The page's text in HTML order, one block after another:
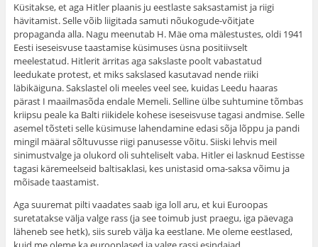
Küsitakse, et aga Hitler plaanis ju eestlaste saksastamist ja riigi
hävitamist. Selle võib liigitada samuti nõukogude-võitjate
propaganda alla. Nagu meenutab H. Mäe oma mälestustes, oldi 1941
Eesti iseseisvuse taastamise küsimuses üsna positiivselt
meelestatud. Hitlerit ärritas aga sakslaste poolt vabastatud
leedukate protest, et miks sakslased kasutavad nende riiki
läbikäiguna. Sakslastel oli meeles veel see, kuidas Leedu haaras
pärast I maailmasõda endale Memeli. Selline ülbe suhtumine tõmbas
kriipsu peale ka Balti riikidele kohese iseseisvuse tagasi andmise. Selle
asemel tõsteti selle küsimuse lahendamine edasi sõja lõppu ja pandi
mingil määral sõltuvusse riigi panusesse võitu. Siiski lehvis meil
sinimustvalge ja olukord oli suhteliselt vaba. Hitler ei lasknud Eestisse
tagasi käremeelseid baltisaklasi, kes unistasid oma-saksa võimu ja
mõisade taastamist.
Aga suuremat pilti vaadates saab iga loll aru, et kui Euroopas
suretatakse välja valge rass (ja see toimub just praegu, iga päevaga
läheneb see hetk), siis sureb välja ka eestlane. Me oleme eestlased,